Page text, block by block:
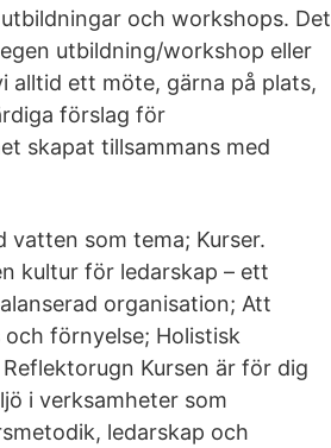
och workshops. Det
utbildning/workshop eller
alltid ett möte, gärna på plats,
förslag för
skapat tillsammans med
vatten som tema; Kurser.
kultur för ledarskap – ett
organisation; Att
förnyelse; Holistisk
Kursen är för dig
i verksamheter som
ledarskap och